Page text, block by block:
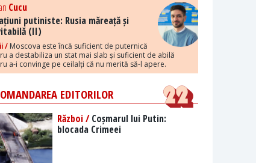
Cucu
putiniste: Rusia măreață și
(II)
/ Moscova este încă suficient de puternică
a destabiliza un stat mai slab și suficient de abilă
a-i convinge pe ceilalți că nu merită să-l apere.
EDITORILOR
Război /Coșmarul lui Putin:
blocada Crimeei